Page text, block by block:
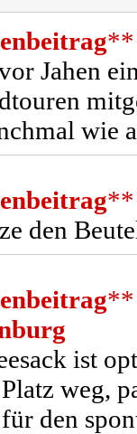
**
Jahen
wie
**
den
**
ist
weg,
den